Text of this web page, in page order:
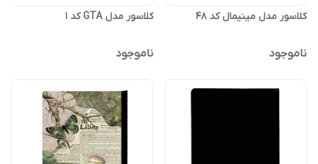
کلاسور مدل مینیمال کد 48
ناموجود
کلاسور مدل GTA کد 1
ناموجود